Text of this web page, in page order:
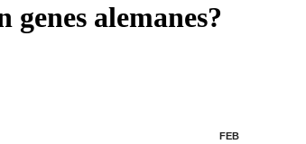
alemanes?
FEB